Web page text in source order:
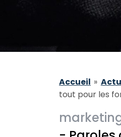
Accueil »
tout pour les